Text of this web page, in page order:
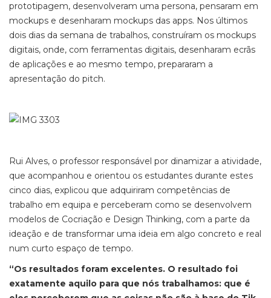
prototipagem, desenvolveram uma persona, pensaram em
mockups e desenharam mockups das apps. Nos últimos
dois dias da semana de trabalhos, construíram os mockups
digitais, onde, com ferramentas digitais, desenharam ecrãs
de aplicações e ao mesmo tempo, prepararam a
apresentação do pitch.
Rui Alves, o professor responsável por dinamizar a atividade,
que acompanhou e orientou os estudantes durante estes
cinco dias, explicou que adquiriram competências de
trabalho em equipa e perceberam como se desenvolvem
modelos de Cocriação e Design Thinking, com a parte da
ideação e de transformar uma ideia em algo concreto e real
num curto espaço de tempo.
“Os resultados foram excelentes. O resultado foi
exatamente aquilo para que nós trabalhamos: que é